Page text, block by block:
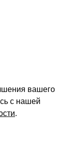
вашего
с нашей
.